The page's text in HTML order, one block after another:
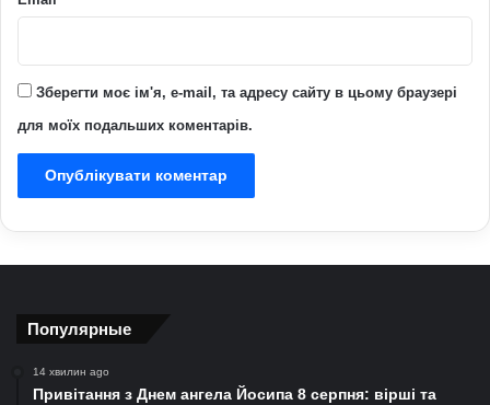
Зберегти моє ім'я, e-mail, та адресу сайту в цьому браузері
для моїх подальших коментарів.
Популярные
14 хвилин ago
Привітання з Днем ангела Йосипа 8 серпня: вірші та